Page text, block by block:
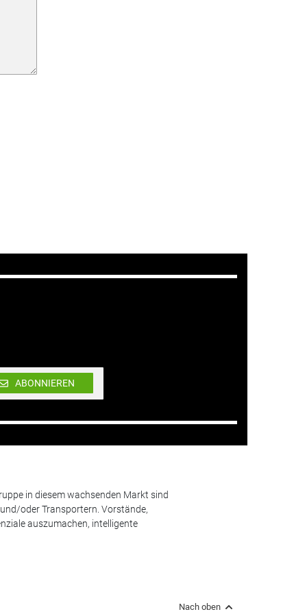
ABONNIEREN
in diesem wachsenden Markt sind
oder Transportern. Vorstände,
auszumachen, intelligente
Nach oben